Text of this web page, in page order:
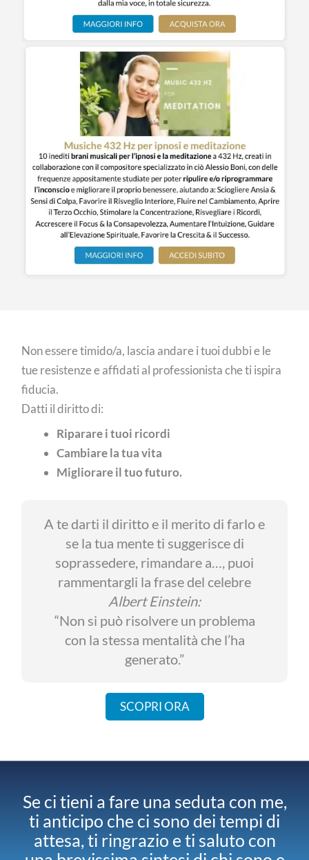
Non essere timido/a, lascia andare i tuoi dubbi e le
tue resistenze e affidati al professionista che ti ispira
fiducia.
Datti il diritto di:
Riparare i tuoi ricordi
Cambiare la tua vita
Migliorare il tuo futuro.
A te darti il diritto e il merito di farlo e
se la tua mente ti suggerisce di
soprassedere, rimandare a…, puoi
rammentargli la frase del celebre
Albert Einstein:
“Non si può risolvere un problema
con la stessa mentalità che l’ha
generato.”
SCOPRI ORA
Se ci tieni a fare una seduta con me,
ti anticipo che ci sono dei tempi di
attesa, ti ringrazio e ti saluto con